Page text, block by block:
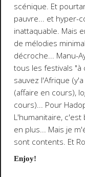
scénique. Et
pauvre... et hyper-
inattaquable. Mais
de mélodies
décroche... Manu-
tous les festivals "à
sauvez l'Afrique
(affaire en cours),
cours)... Pour
L'humanitaire, c'est
en plus... Mais je
sont contents. Et
Enjoy!